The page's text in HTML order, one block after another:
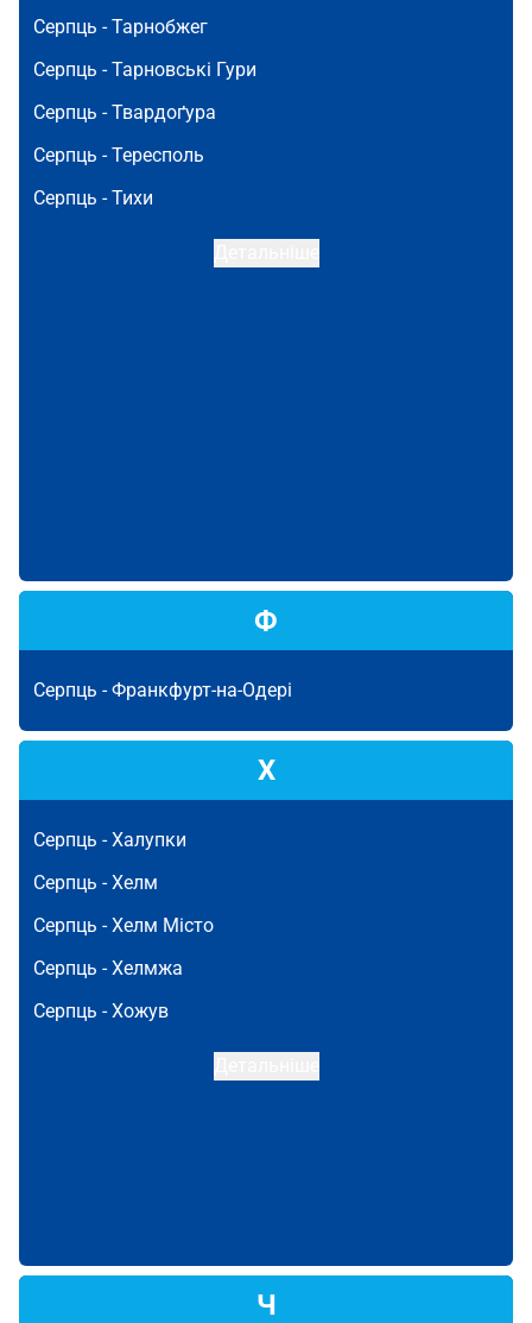
Серпць -Тарнобжег
Серпць -Тарновські Гури
Серпць -Твардоґура
Серпць -Тересполь
Серпць -Тихи
Ф
Серпць -Франкфурт-на-Одері
Х
Серпць -Халупки
Серпць -Хелм
Серпць -Хелм Місто
Серпць -Хелмжа
Серпць -Хожув
Ч